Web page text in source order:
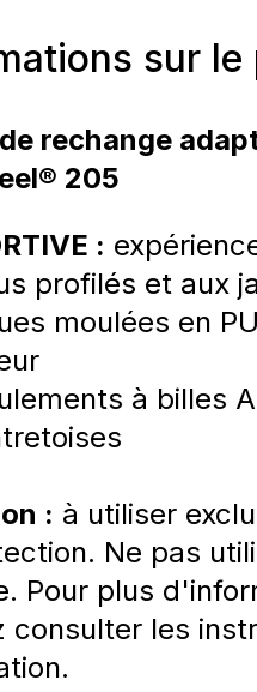
sur le
rechange
205
:
profilés et aux
moulées en
à billes
: à utiliser
Ne pas
Pour plus
consulter les